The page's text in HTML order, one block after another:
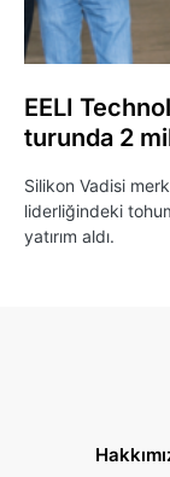
EELI
turunda 2
Silikon Vadisi
liderliğindeki
yatırım aldı.